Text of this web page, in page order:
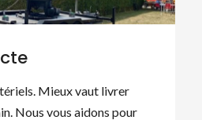
Mieux vaut livrer
Nous vous aidons pour